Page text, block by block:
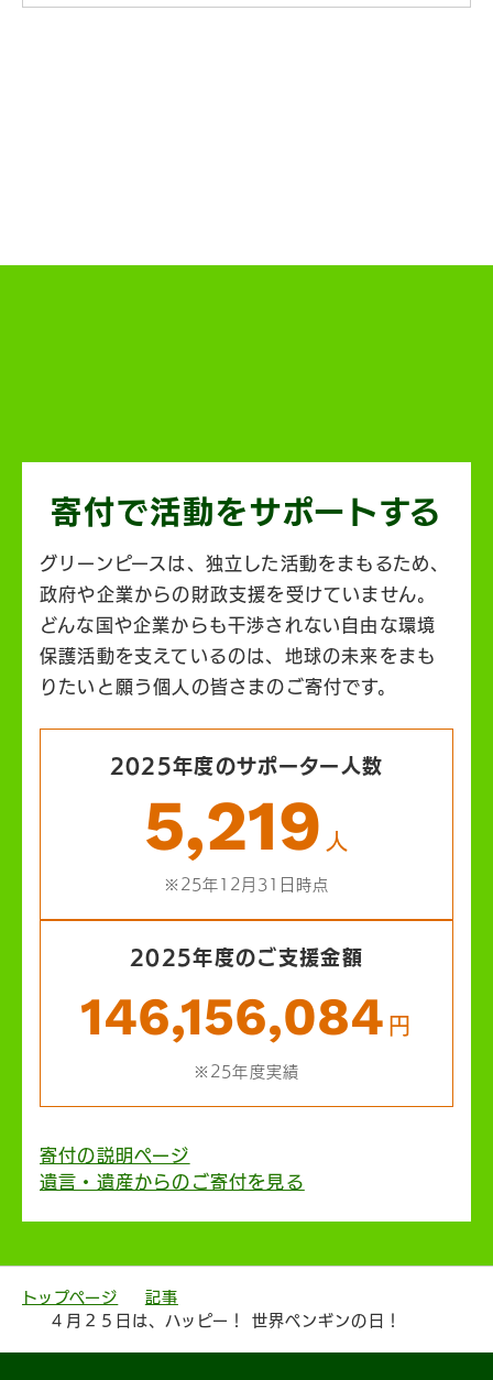
寄付で活動をサポートする
グリーンピースは、独立した活動をまもるため、
政府や企業からの財政支援を受けていません。
どんな国や企業からも干渉されない自由な環境
保護活動を支えているのは、地球の未来をまも
りたいと願う個人の皆さまのご寄付です。
2025年度のサポーター人数
5,219 人
※25年12月31日時点
2025年度のご支援金額
146,156,084 円
※25年度実績
寄付の説明ページ
遺言・遺産からのご寄付を見る
トップページ
記事
４月２５日は、ハッピー！ 世界ペンギンの日！